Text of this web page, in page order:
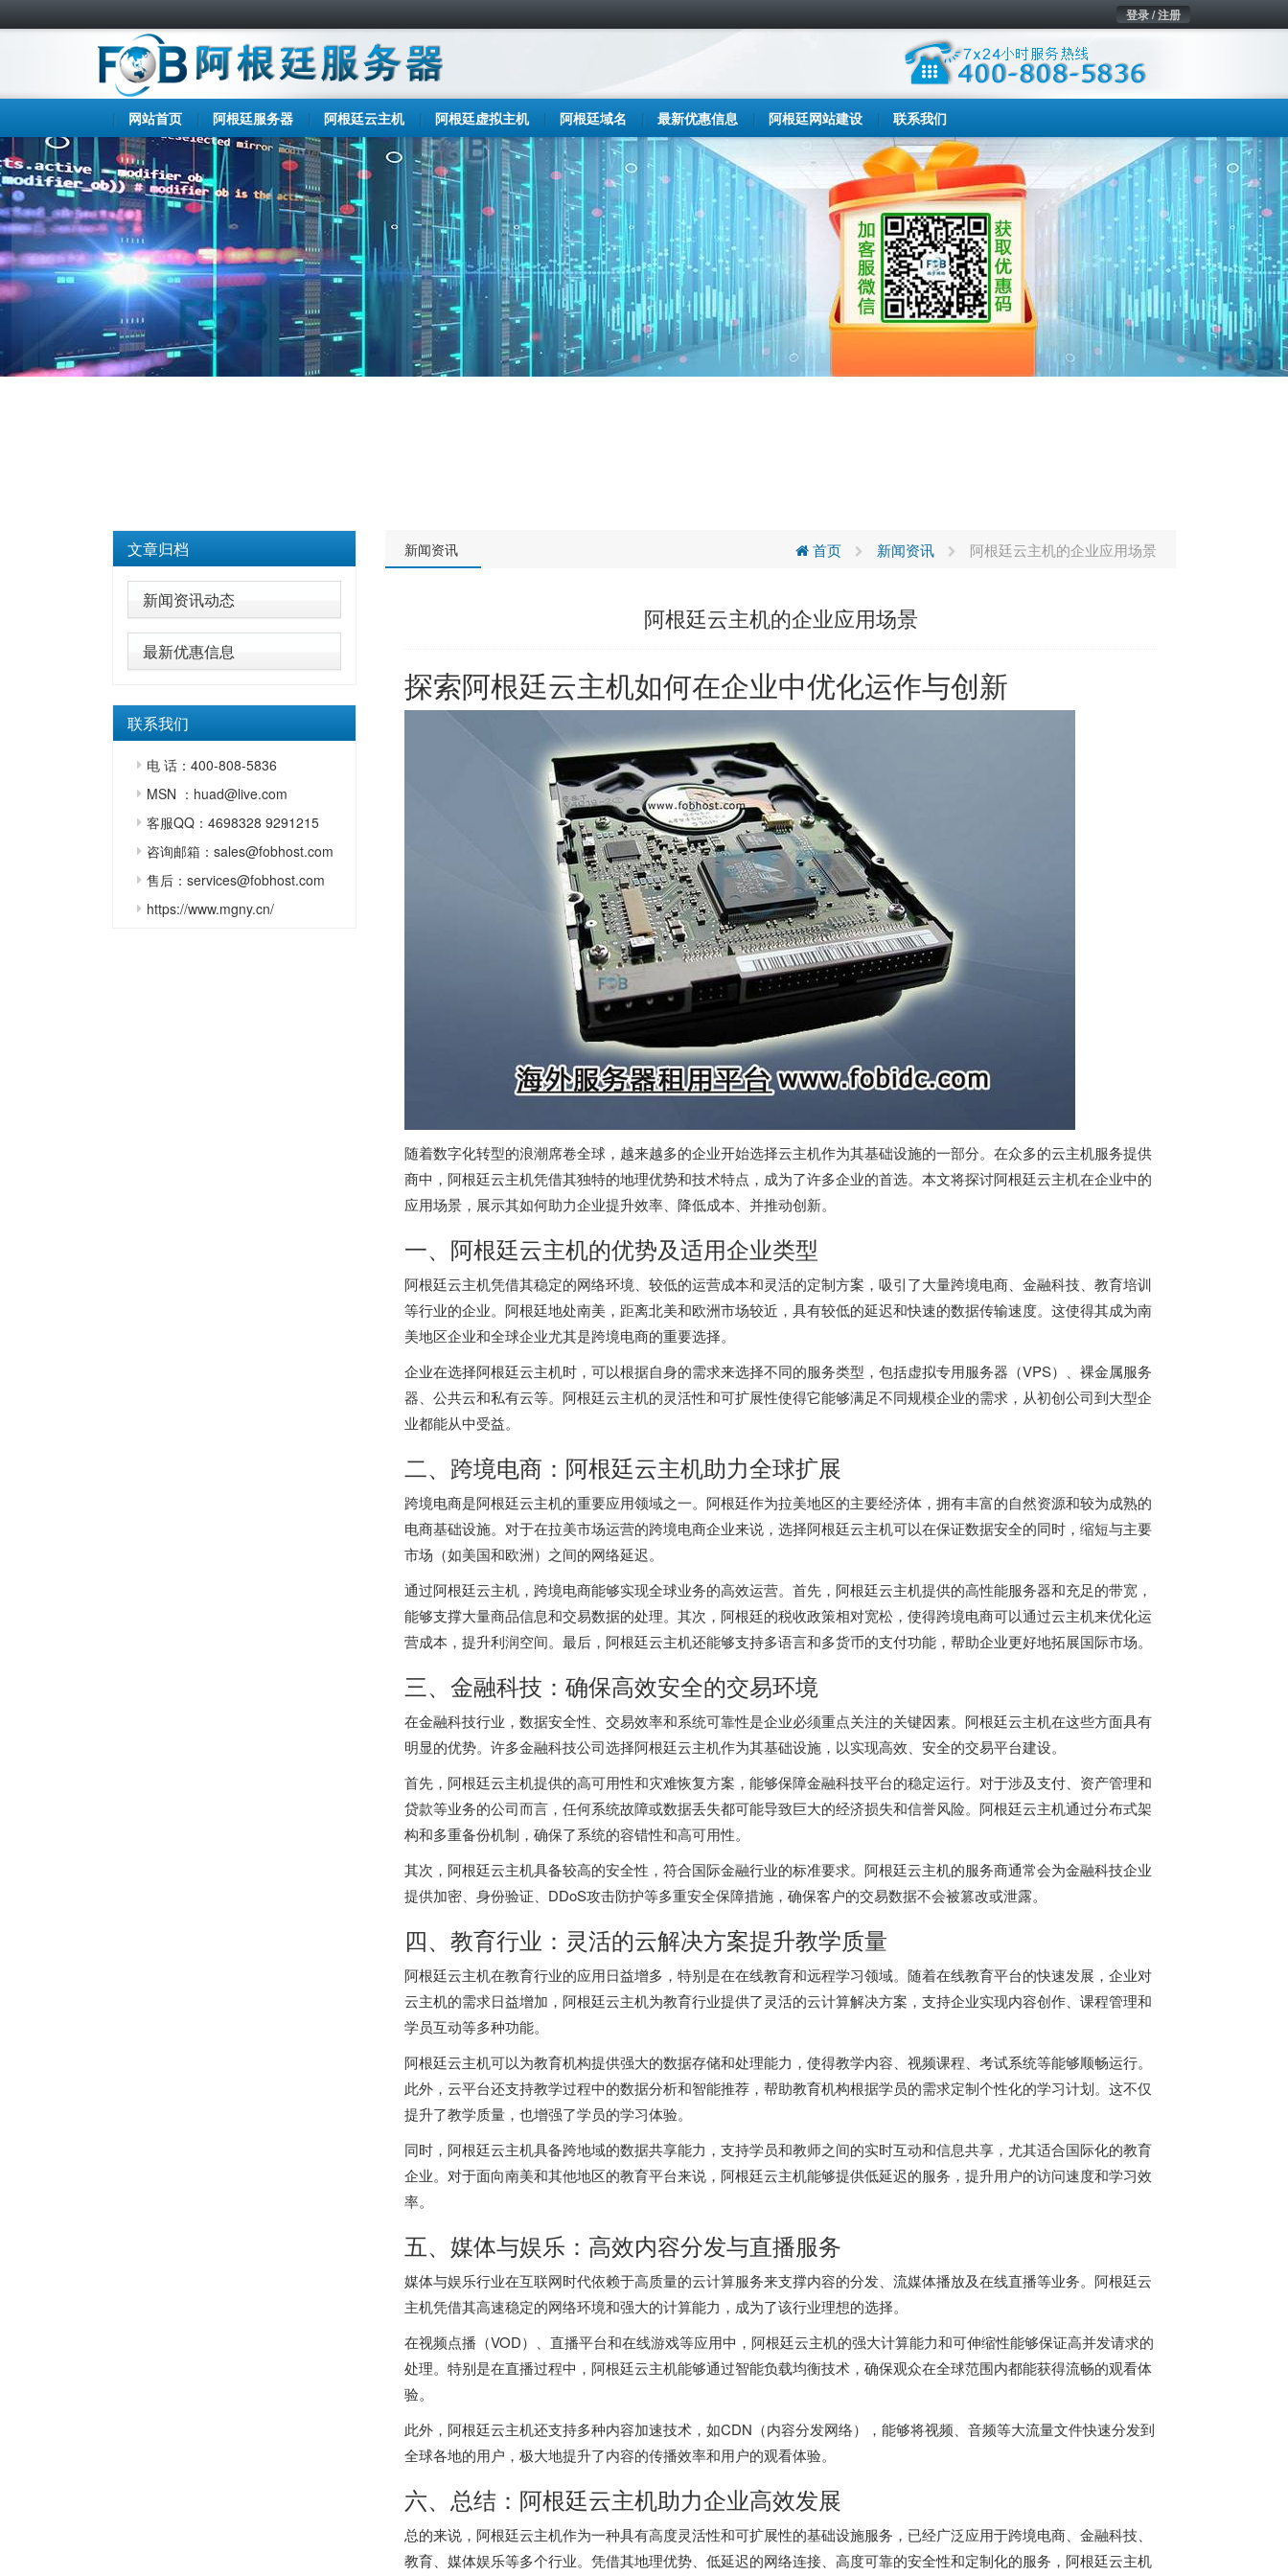
登录 / 注册
网站首页 阿根廷服务器 阿根廷云主机 阿根廷虚拟主机 阿根廷域名 最新优惠信息 阿根廷网站建设 联系我们
文章归档
新闻资讯动态
最新优惠信息
联系我们
电 话：400-808-5836
MSN ：huad@live.com
客服QQ：4698328 9291215
咨询邮箱：sales@fobhost.com
售后：services@fobhost.com
https://www.mgny.cn/
新闻资讯 首页 新闻资讯 阿根廷云主机的企业应用场景
阿根廷云主机的企业应用场景
探索阿根廷云主机如何在企业中优化运作与创新
随着数字化转型的浪潮席卷全球，越来越多的企业开始选择云主机作为其基础设施的一部分。在众多的云主机服务提供
商中，阿根廷云主机凭借其独特的地理优势和技术特点，成为了许多企业的首选。本文将探讨阿根廷云主机在企业中的
应用场景，展示其如何助力企业提升效率、降低成本、并推动创新。
一、 阿根廷云主机的优势及适用企业类型
阿根廷云主机凭借其稳定的网络环境、较低的运营成本和灵活的定制方案，吸引了大量跨境电商、金融科技、教育培训
等行业的企业。阿根廷地处南美，距离北美和欧洲市场较近，具有较低的延迟和快速的数据传输速度。这使得其成为南
美地区企业和全球企业尤其是跨境电商的重要选择。
企业在选择阿根廷云主机时，可以根据自身的需求来选择不同的服务类型，包括虚拟专用服务器（VPS）、裸金属服务
器、公共云和私有云等。阿根廷云主机的灵活性和可扩展性使得它能够满足不同规模企业的需求，从初创公司到大型企
业都能从中受益。
二、跨境电商：阿根廷云主机助力全球扩展
跨境电商是阿根廷云主机的重要应用领域之一。阿根廷作为拉美地区的主要经济体，拥有丰富的自然资源和较为成熟的
电商基础设施。对于在拉美市场运营的跨境电商企业来说，选择阿根廷云主机可以在保证数据安全的同时，缩短与主要
市场（如美国和欧洲）之间的网络延迟。
通过阿根廷云主机，跨境电商能够实现全球业务的高效运营。首先，阿根廷云主机提供的高性能服务器和充足的带宽，
能够支撑大量商品信息和交易数据的处理。其次，阿根廷的税收政策相对宽松，使得跨境电商可以通过云主机来优化运
营成本，提升利润空间。最后，阿根廷云主机还能够支持多语言和多货币的支付功能，帮助企业更好地拓展国际市场。
三、金融科技：确保高效安全的交易环境
在金融科技行业，数据安全性、交易效率和系统可靠性是企业必须重点关注的关键因素。阿根廷云主机在这些方面具有
明显的优势。许多金融科技公司选择阿根廷云主机作为其基础设施，以实现高效、安全的交易平台建设。
首先， 阿根廷云主机提供的高可用性和灾难恢复方案，能够保障金融科技平台的稳定运行。对于涉及支付、资产管理和
贷款等业务的公司而言，任何系统故障或数据丢失都可能导致巨大的经济损失和信誉风险。 阿根廷云主机通过分布式架
构和多重备份机制，确保了系统的容错性和高可用性。
其次，阿根廷云主机具备较高的安全性，符合国际金融行业的标准要求。阿根廷云主机的服务商通常会为金融科技企业
提供加密、身份验证、DDoS攻击防护等多重安全保障措施，确保客户的交易数据不会被篡改或泄露。
四、教育行业：灵活的云解决方案提升教学质量
阿根廷云主机在教育行业的应用日益增多，特别是在在线教育和远程学习领域。随着在线教育平台的快速发展，企业对
云主机的需求日益增加，阿根廷云主机为教育行业提供了灵活的云计算解决方案，支持企业实现内容创作、课程管理和
学员互动等多种功能。
阿根廷云主机可以为教育机构提供强大的数据存储和处理能力，使得教学内容、视频课程、考试系统等能够顺畅运行。
此外，云平台还支持教学过程中的数据分析和智能推荐，帮助教育机构根据学员的需求定制个性化的学习计划。这不仅
提升了教学质量，也增强了学员的学习体验。
同时，阿根廷云主机具备跨地域的数据共享能力，支持学员和教师之间的实时互动和信息共享，尤其适合国际化的教育
企业。对于面向南美和其他地区的教育平台来说， 阿根廷云主机能够提供低延迟的服务，提升用户的访问速度和学习效
率。
五、媒体与娱乐：高效内容分发与直播服务
媒体与娱乐行业在互联网时代依赖于高质量的云计算服务来支撑内容的分发、流媒体播放及在线直播等业务。阿根廷云
主机凭借其高速稳定的网络环境和强大的计算能力，成为了该行业理想的选择。
在视频点播（VOD）、直播平台和在线游戏等应用中，阿根廷云主机的强大计算能力和可伸缩性能够保证高并发请求的
处理。特别是在直播过程中，阿根廷云主机能够通过智能负载均衡技术，确保观众在全球范围内都能获得流畅的观看体
验。
此外，阿根廷云主机还支持多种内容加速技术，如CDN（内容分发网络），能够将视频、音频等大流量文件快速分发到
全球各地的用户，极大地提升了内容的传播效率和用户的观看体验。
六、总结：阿根廷云主机助力企业高效发展
总的来说，阿根廷云主机作为一种具有高度灵活性和可扩展性的基础设施服务，已经广泛应用于跨境电商、金融科技、
教育、媒体娱乐等多个行业。凭借其地理优势、低延迟的网络连接、高度可靠的安全性和定制化的服务，阿根廷云主机